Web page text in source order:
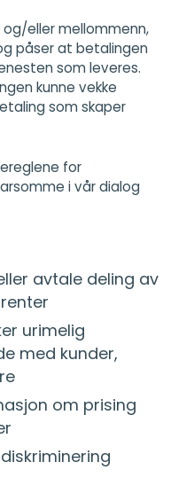
eller mellommenn,
påser at betalingen
som leveres.
kunne vekke
som skaper
for
i vår dialog
avtale deling av
urimelig
med kunder,
om prising